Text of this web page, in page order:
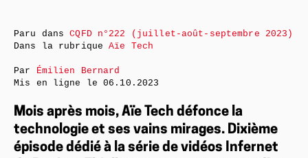
Mois après mois, Aïe Tech défonce la
technologie et ses vains mirages. Dixième
épisode dédié à la série de vidéos Infernet
Paru dansCQFD n°222 (juillet-août-septembre 2023)
Dans la rubriqueAïe Tech
Par Émilien Bernard
Mis en ligne le06.10.2023